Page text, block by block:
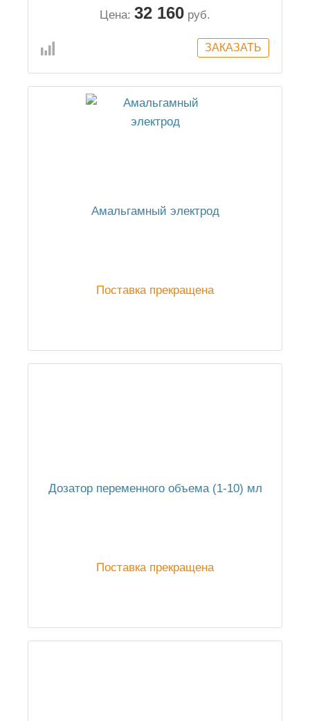
Цена: 32 160 руб.
Амальгамный электрод
Поставка прекращена
Дозатор переменного объема (1-10) мл
Поставка прекращена